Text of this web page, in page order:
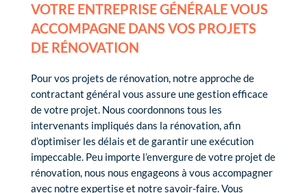
VOTRE ENTREPRISE GÉNÉRALE VOUS
ACCOMPAGNE DANS VOS PROJETS
DE RÉNOVATION
Pour vos projets de rénovation, notre approche de
contractant général vous assure une gestion efficace
de votre projet. Nous coordonnons tous les
intervenants impliqués dans la rénovation, afin
d’optimiser les délais et de garantir une exécution
impeccable. Peu importe l’envergure de votre projet de
rénovation, nous nous engageons à vous accompagner
avec notre expertise et notre savoir-faire. Vous